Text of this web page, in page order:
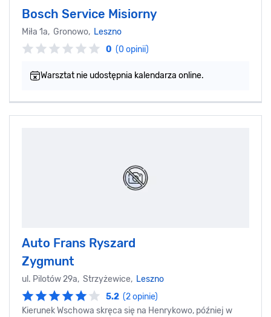
Bosch Service Misiorny
Miła 1a, Gronowo, Leszno
0 (0 opinii)
Warsztat nie udostępnia kalendarza online.
Auto Frans Ryszard
Zygmunt
ul. Pilotów 29a, Strzyżewice, Leszno
5.2 (2 opinie)
Kierunek Wschowa skręca się na Henrykowo, później w